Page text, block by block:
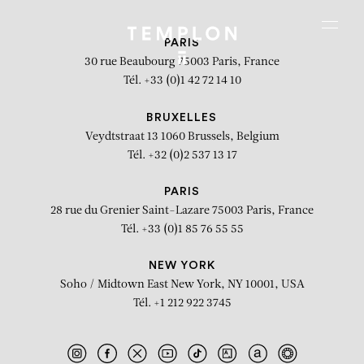
Three Children
PARIS
30 rue Beaubourg 75003 Paris, France
Tél. +33 (0)1 42 72 14 10
BRUXELLES
Veydtstraat 13 1060 Brussels, Belgium
Tél. +32 (0)2 537 13 17
PARIS
28 rue du Grenier Saint-Lazare 75003 Paris, France
Tél. +33 (0)1 85 76 55 55
NEW YORK
Soho / Midtown East New York, NY 10001, USA
Tél. +1 212 922 3745